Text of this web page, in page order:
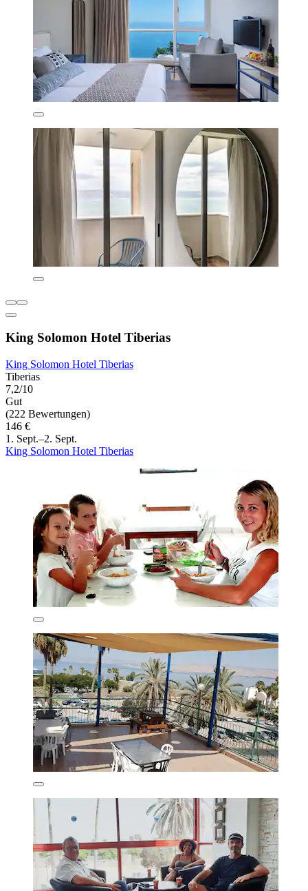
King Solomon Hotel Tiberias
King Solomon Hotel Tiberias
Tiberias
7,2/10
Gut
(222 Bewertungen)
146 €
1. Sept.–2. Sept.
King Solomon Hotel Tiberias